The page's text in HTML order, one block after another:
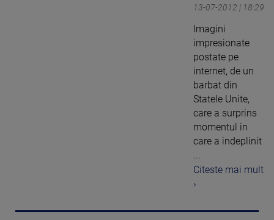
13-07-2012 | 18:29
Imagini
impresionate
postate pe
internet, de un
barbat din
Statele Unite,
care a surprins
momentul in
care a indeplinit
...
Citeste mai mult
›